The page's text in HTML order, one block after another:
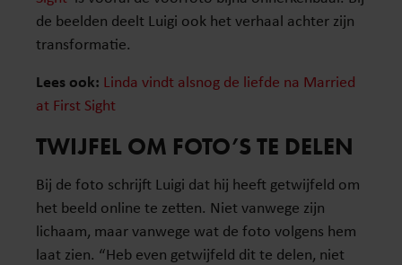
de beelden deelt Luigi ook het verhaal achter zijn
transformatie.
Lees ook: Linda vindt alsnog de liefde na Married
at First Sight
TWIJFEL OM FOTO’S TE DELEN
Bij de foto schrijft Luigi dat hij heeft getwijfeld om
het beeld online te zetten. Niet vanwege zijn
lichaam, maar vanwege wat de foto volgens hem
laat zien. “Heb even getwijfeld dit te delen, niet